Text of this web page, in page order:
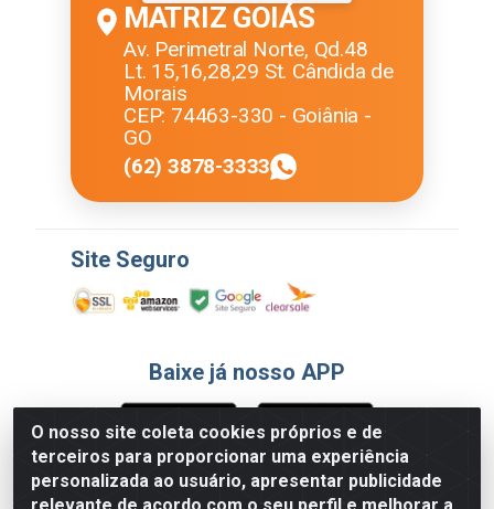
O nosso site coleta cookies próprios e de
terceiros para proporcionar uma experiência
personalizada ao usuário, apresentar publicidade
MATRIZ GOIÁS
Av. Perimetral Norte, Qd.48
Lt. 15,16,28,29 St. Cândida de
Morais
CEP: 74463-330 - Goiânia -
GO
(62) 3878-3333
Site Seguro
Baixe já nosso APP
Formas de Pagamento